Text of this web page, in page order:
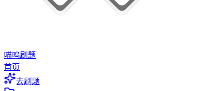
喵呜刷题
首页
去刷题